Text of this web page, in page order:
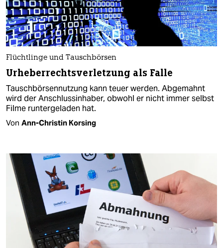
Flüchtlinge und Tauschbörsen
Urheberrechtsverletzung als Falle
Tauschbörsennutzung kann teuer werden. Abgemahnt
wird der Anschlussinhaber, obwohl er nicht immer selbst
Filme runtergeladen hat.
Von Ann-Christin Korsing